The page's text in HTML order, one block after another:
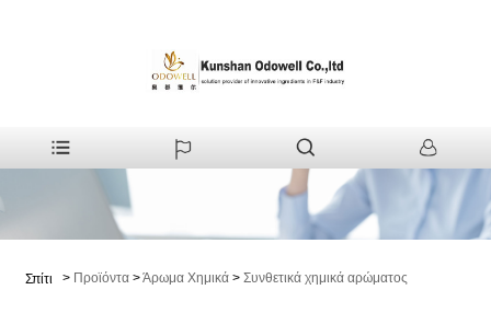
Σπίτι > Προϊόντα >Άρωμα Χημικά > Συνθετικά χημικά αρώματος